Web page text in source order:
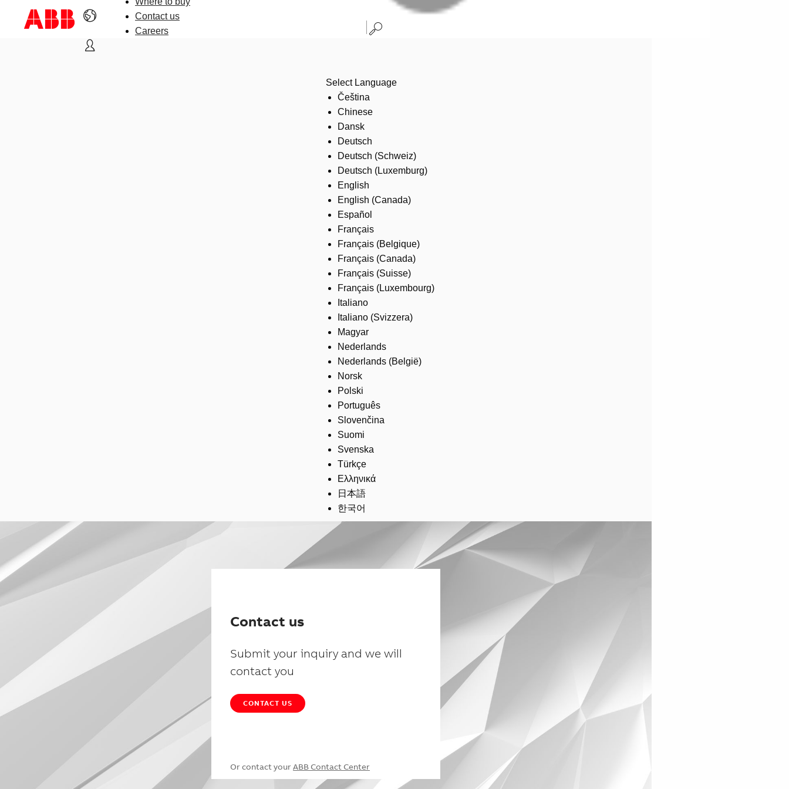
Contact us
Careers
Select Language
Čeština
Chinese
Dansk
Deutsch
Deutsch (Schweiz)
Deutsch (Luxemburg)
English
English (Canada)
Español
Français
Français (Belgique)
Français (Canada)
Français (Suisse)
Français (Luxembourg)
Italiano
Italiano (Svizzera)
Magyar
Nederlands
Nederlands (België)
Norsk
Polski
Português
Slovenčina
Suomi
Svenska
Türkçe
Ελληνικά
日本語
한국어
Contact us
Submit your inquiry and we will
contact you
CONTACT US
Or contact your ABB Contact Center